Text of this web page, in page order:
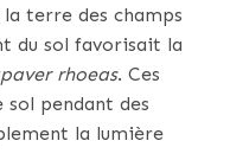
terre des champs
du sol favorisait la
rhoeas. Ces
pendant des
la lumière